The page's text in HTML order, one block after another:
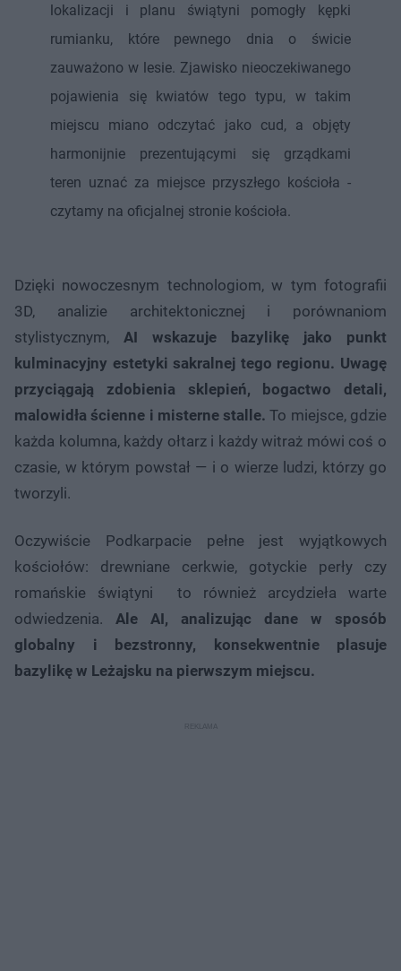
lokalizacji i planu świątyni pomogły kępki
rumianku, które pewnego dnia o świcie
zauważono w lesie. Zjawisko nieoczekiwanego
pojawienia się kwiatów tego typu, w takim
miejscu miano odczytać jako cud, a objęty
harmonijnie prezentującymi się grządkami
teren uznać za miejsce przyszłego kościoła -
czytamy na oficjalnej stronie kościoła.
Dzięki nowoczesnym technologiom, w tym fotografii
3D, analizie architektonicznej i porównaniom
stylistycznym, AI wskazuje bazylikę jako punkt
kulminacyjny estetyki sakralnej tego regionu. Uwagę
przyciągają zdobienia sklepień, bogactwo detali,
malowidła ścienne i misterne stalle. To miejsce, gdzie
każda kolumna, każdy ołtarz i każdy witraż mówi coś o
czasie, w którym powstał — i o wierze ludzi, którzy go
tworzyli.
Oczywiście Podkarpacie pełne jest wyjątkowych
kościołów: drewniane cerkwie, gotyckie perły czy
romańskie świątyni to również arcydzieła warte
odwiedzenia. Ale AI, analizując dane w sposób
globalny i bezstronny, konsekwentnie plasuje
bazylikę w Leżajsku na pierwszym miejscu.